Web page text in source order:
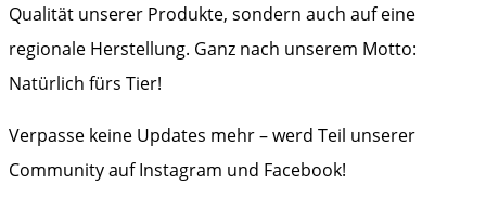
Qualität unserer Produkte, sondern auch auf eine
regionale Herstellung. Ganz nach unserem Motto:
Natürlich fürs Tier!
Verpasse keine Updates mehr – werd Teil unserer
Community auf Instagram und Facebook!